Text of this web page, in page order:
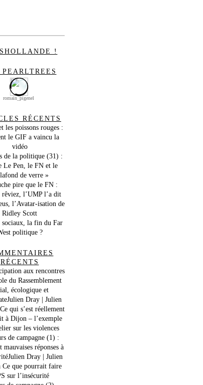
!
PEARLTREES
romain_pigenel
RÉCENTS
les poissons rouges :
le GIF a vaincu la
vidéo
de la politique (31) :
Le Pen, le FN et le
de verre »
pire que le FN :
rêviez, l’UMP l’a dit
l’Avatar-isation de
Ridley Scott
sociaux, la fin du Far
politique ?
RÉCENTS
aux rencontres
du Rassemblement
écologique et
Dray | Julien
Ce qui s’est réellement
à Dijon – l’exemple
sur les violences
de campagne (1) :
mauvaises réponses à
Dray | Julien
Ce que pourrait faire
sur l’insécurité